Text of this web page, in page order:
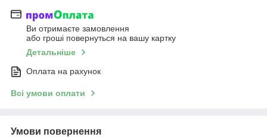
Ви отримаєте замовлення
або гроші повернуться на вашу картку
Детальніше
Оплата на рахунок
Всі умови оплати
Умови повернення